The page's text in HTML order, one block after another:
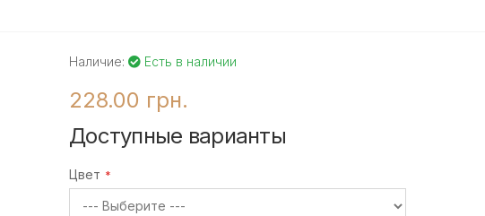
Наличие: Есть в наличии
228.00 грн.
Доступные варианты
Цвет